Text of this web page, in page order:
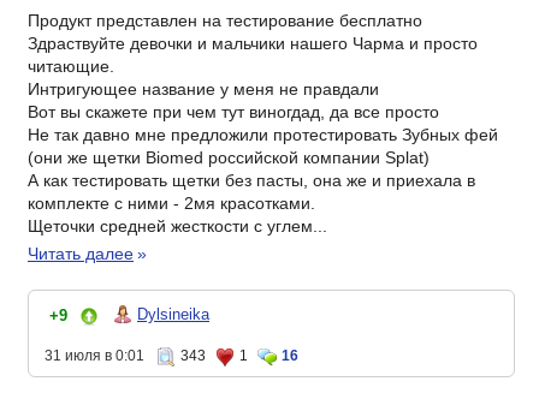
Продукт представлен на тестирование бесплатно
Здраствуйте девочки и мальчики нашего Чарма и просто
читающие.
Интригующее название у меня не правдали
Вот вы скажете при чем тут виногдад, да все просто
Не так давно мне предложили протестировать Зубных фей
(они же щетки Biomed российской компании Splat)
А как тестировать щетки без пасты, она же и приехала в
комплекте с ними - 2мя красотками.
Щеточки средней жесткости с углем...
Читать далее»
+9 Dylsineika
31 июля в 0:01 343 1 16